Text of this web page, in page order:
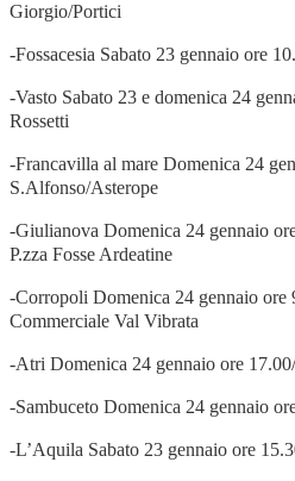
Giorgio/Portici
-Fossacesia Sabato 23 gennaio ore
-Vasto Sabato 23 e domenica 24
Rossetti
-Francavilla al mare Domenica 24
S.Alfonso/Asterope
-Giulianova Domenica 24 gennaio
P.zza Fosse Ardeatine
-Corropoli Domenica 24 gennaio ore
Commerciale Val Vibrata
-Atri Domenica 24 gennaio ore
-Sambuceto Domenica 24 gennaio
-L’Aquila Sabato 23 gennaio ore